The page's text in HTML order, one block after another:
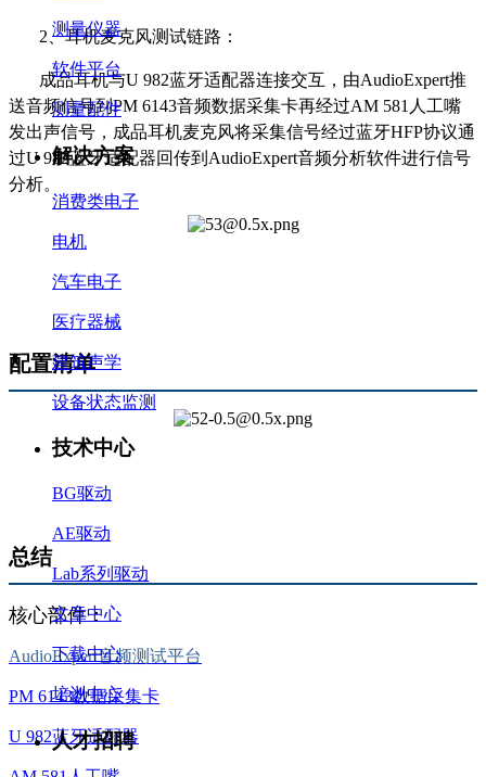
2、耳机麦克风测试链路：
成品耳机与U 982蓝牙适配器连接交互，由AudioExpert推
送音频信号到PM 6143音频数据采集卡再经过AM 581人工嘴
发出声信号，成品耳机麦克风将采集信号经过蓝牙HFP协议通
过U 982蓝牙适配器回传到AudioExpert音频分析软件进行信号
分析。
配置清单
总结
核心部件：
AudioExpert音频测试平台
PM 6143数据采集卡
U 982蓝牙适配器
测量仪器
软件平台
测量配件
解决方案
消费类电子
电机
汽车电子
医疗器械
建筑声学
设备状态监测
技术中心
BG驱动
AE驱动
Lab系列驱动
文章中心
下载中心
培训中心
人才招聘